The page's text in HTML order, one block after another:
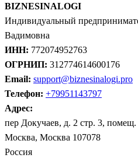
BIZNESINALOGI
Индивидуальный
Вадимовна
ИНН: 772074952763
ОГРНИП: 312774614600176
Email: support@biznesinalogi.pro
Телефон: +79951143797
Адрес:
пер Докучаев, д. 2 стр. 3, помещ.
Москва, Москва 107078
Россия